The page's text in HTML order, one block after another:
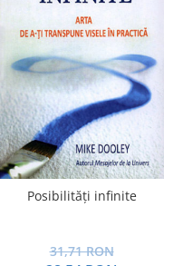
Posibilităţi infinite
31,71 RON